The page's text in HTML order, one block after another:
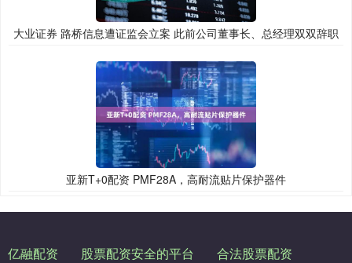
大业证券 路桥信息遭证监会立案 此前公司董事长、总经理双双辞职
亚新T+0配资 PMF28A，高耐流贴片保护器件
亿融配资 股票配资安全的平台 合法股票配资